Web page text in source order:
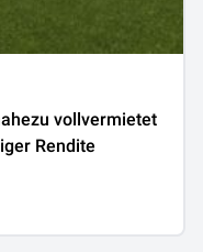
vollvermietet
Rendite